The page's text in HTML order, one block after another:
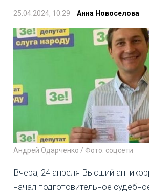
25.04.2024, 10:29 Анна Новоселова
Андрей Одарченко / Фото: соцсети
Вчера, 24 апреля Высший
начал подготовительное